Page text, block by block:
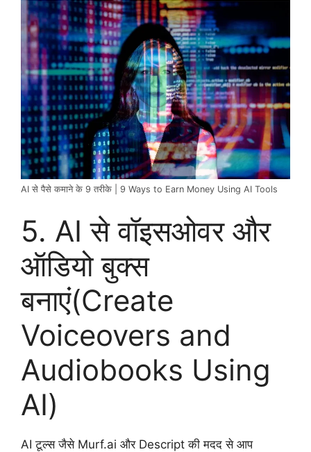
AI से पैसे कमाने के 9 तरीके | 9 Ways to Earn Money Using AI Tools
5. AI से वॉइसओवर और
ऑडियो बुक्स
बनाएं(Create
Voiceovers and
Audiobooks Using
AI)
AI टूल्स जैसे Murf.ai और Descript की मदद से आप